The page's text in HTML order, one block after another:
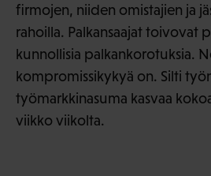
firmojen, niiden omistajien ja
rahoilla. Palkansaajat toivovat
kunnollisia palkankorotuksia.
kompromissikykyä on. Silti
työmarkkinasuma kasvaa
viikko viikolta.